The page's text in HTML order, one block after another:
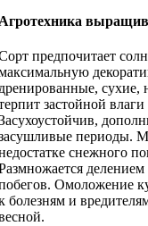
предпочитает
сухие,
застойной
периоды.
снежного
Омоложение
болезням и